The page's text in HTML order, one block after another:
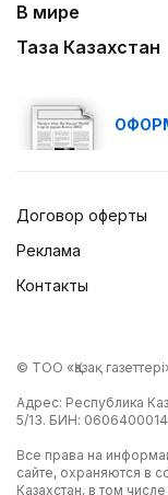
В мире
Таза Казахстан
Договор оферты
Реклама
Контакты
© ТОО «Қазақ
Адрес: Республика
5/13. БИН:
Все права на
сайте, охраняются в
Казахстан, в том